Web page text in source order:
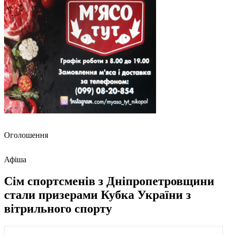
Оголошення
Афіша
Сім спортсменів з Дніпропетровщини
стали призерами Кубка України з
вітрильного спорту